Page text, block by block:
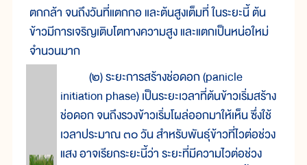
ตกกล้า จนถึงวันที่แตกกอ และต้นสูงเต็มที่ ในระยะนี้ ต้น
ข้าวมีการเจริญเติบโตทางความสูง และแตกเป็นหน่อใหม่
จำนวนมาก
(๒) ระยะการสร้างช่อดอก (panicle
initiation phase) เป็นระยะเวลาที่ต้นข้าวเริ่มสร้าง
ช่อดอก จนถึงรวงข้าวเริ่มโผล่ออกมาให้เห็น ซึ่งใช้
เวลาประมาณ ๓๐ วัน สำหรับพันธุ์ข้าวที่ไวต่อช่วง
แสง อาจเรียกระยะนี้ว่า ระยะที่มีความไวต่อช่วง